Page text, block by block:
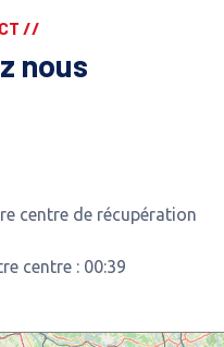
//
nous
centre de récupération
centre : 00:39